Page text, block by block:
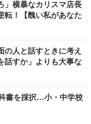
」横暴なカリスマ店長
転！【醜い私があなた
の人と話すときに考え
話すか」よりも大事な
書を採択…小・中学校